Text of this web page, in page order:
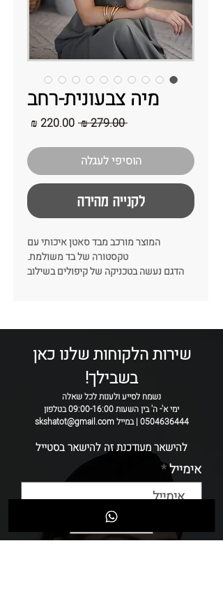
מיה צבעונית-רחב
‏279.00 ‏₪
מחיר
הוסיפי לעגלה
לקנייה מהירה
המוצר מורכב מבד סאטן איכותי עם
טקסטורה של בד משולמת.
הדגם נעשה בטכניקה של קיפולים בשילוב
צבעים מושלמים
רוחב: 8-9 ס״מ
שימי לב שכל קשת טיפה שונה מהשניה
הקשת נתפרת בעבודת יד ולכן יתכן שינויים
בין קשת לקשת
שירות הלקוחות שלנו כאן
בשבילך!
נשמח לסייע ולענות לכל שאלה
ימי א'- ה' בין השעות 09:00-16:00 בטלפון
0504636444 | במייל skshatot@gmail.com
להישאר מעודכנת זה להישאר בסטייל
אימייל
שליחה